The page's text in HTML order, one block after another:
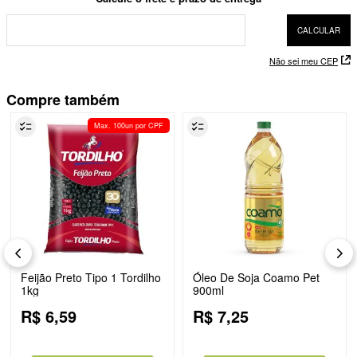
Não sei meu CEP
Compre também
Max. 100un por CPF
Feijão Preto Tipo 1 Tordilho
1kg
R$ 6,59
Óleo De Soja Coamo Pet
900ml
R$ 7,25